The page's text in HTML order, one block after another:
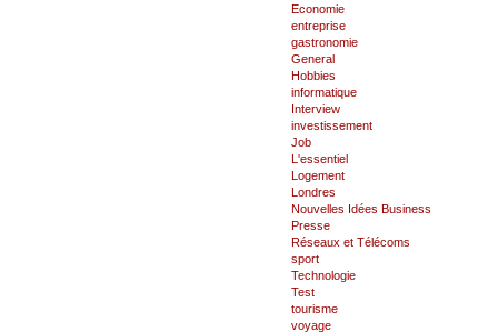
Economie
entreprise
gastronomie
General
Hobbies
informatique
Interview
investissement
Job
L'essentiel
Logement
Londres
Nouvelles Idées Business
Presse
Réseaux et Télécoms
sport
Technologie
Test
tourisme
voyage